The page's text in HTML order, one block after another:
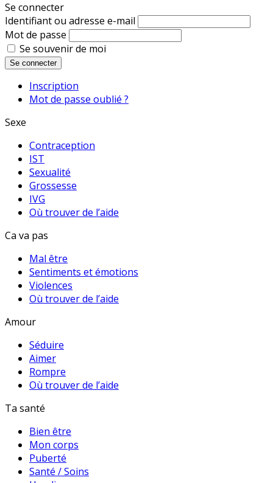
Se connecter
Identifiant ou adresse e-mail
Mot de passe
Se souvenir de moi
Se connecter
Inscription
Mot de passe oublié ?
Sexe
Contraception
IST
Sexualité
Grossesse
IVG
Où trouver de l’aide
Ca va pas
Mal être
Sentiments et émotions
Violences
Où trouver de l’aide
Amour
Séduire
Aimer
Rompre
Où trouver de l’aide
Ta santé
Bien être
Mon corps
Puberté
Santé / Soins